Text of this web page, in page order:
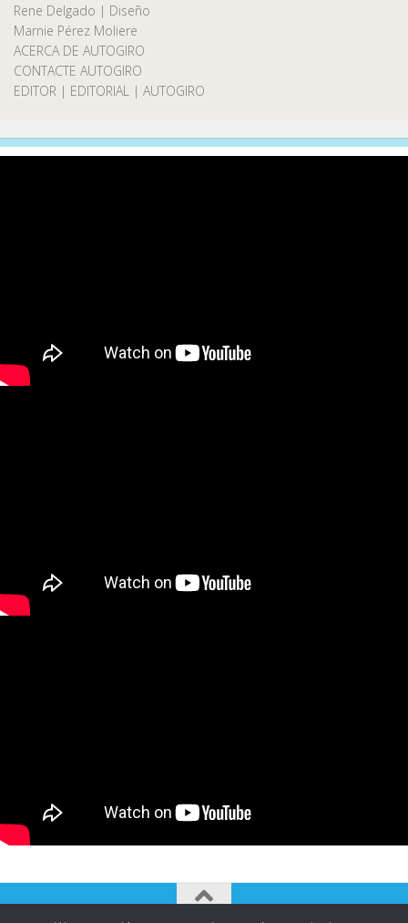
Rene Delgado | Diseño
Marnie Pérez Moliere
ACERCA DE AUTOGIRO
CONTACTE AUTOGIRO
EDITOR | EDITORIAL | AUTOGIRO